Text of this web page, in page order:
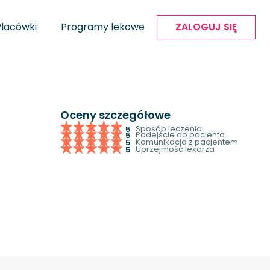
Programy lekowe ZALOGUJ SIĘ
Oceny szczegółowe
5 Sposób leczenia
5 Podejście do pacjenta
5 Komunikacja z pacjentem
5 Uprzejmość lekarza